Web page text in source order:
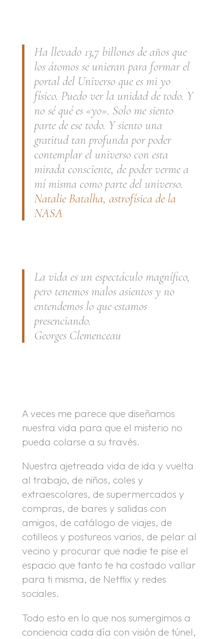
Ha llevado 13,7 billones de años que
los átomos se unieran para formar el
portal del Universo que es mi yo
físico. Puedo ver la unidad de todo. Y
no sé qué es «yo». Solo me siento
parte de ese todo. Y siento una
gratitud tan profunda por poder
contemplar el universo con esta
mirada consciente, de poder verme a
mí misma como parte del universo.
Natalie Batalha, astrofísica de la
NASA
La vida es un espectáculo magnífico,
pero tenemos malos asientos y no
entendemos lo que estamos
presenciando.
Georges Clemenceau
A veces me parece que diseñamos
nuestra vida para que el misterio no
pueda colarse a su través.
Nuestra ajetreada vida de ida y vuelta
al trabajo, de niños, coles y
extraescolares, de supermercados y
compras, de bares y salidas con
amigos, de catálogo de viajes, de
cotilleos y postureos varios, de pelar al
vecino y procurar que nadie te pise el
espacio que tanto te ha costado vallar
para ti misma, de Netflix y redes
sociales.
Todo esto en lo que nos sumergimos a
conciencia cada día con visión de túnel,